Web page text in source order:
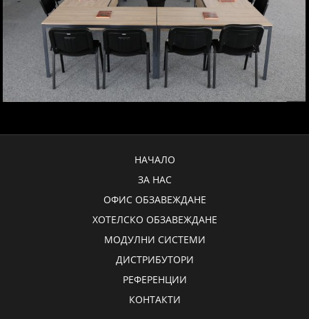
НАЧАЛО
ЗА НАС
ОФИС ОБЗАВЕЖДАНЕ
ХОТЕЛСКО ОБЗАВЕЖДАНЕ
МОДУЛНИ СИСТЕМИ
ДИСТРИБУТОРИ
РЕФЕРЕНЦИИ
КОНТАКТИ